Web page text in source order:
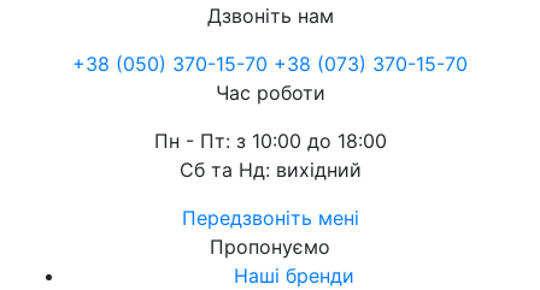
Дзвоніть нам
+38 (050) 370-15-70 +38 (073) 370-15-70
Час роботи
Пн - Пт: з 10:00 до 18:00
Сб та Нд: вихідний
Передзвоніть мені
Пропонуємо
Наші бренди